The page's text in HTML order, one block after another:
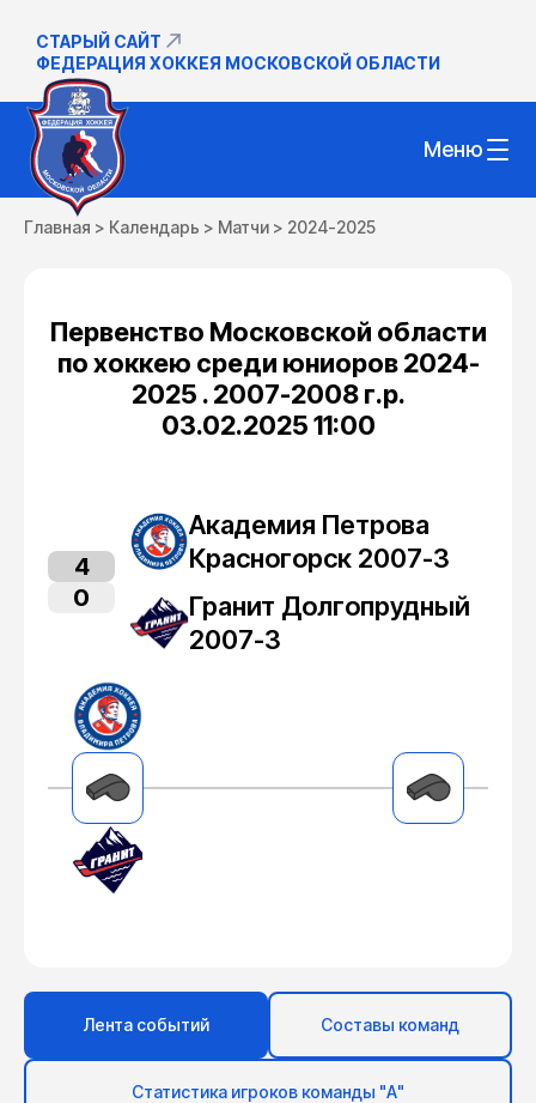
СТАРЫЙ САЙТ
ФЕДЕРАЦИЯ ХОККЕЯ МОСКОВСКОЙ ОБЛАСТИ
Меню
Главная > Календарь > Матчи > 2024-2025
Первенство Московской области
по хоккею среди юниоров 2024-
2025 . 2007-2008 г.р.
03.02.2025 11:00
Академия Петрова
Красногорск 2007-3
4
0
Гранит Долгопрудный
2007-3
Лента событий Составы команд
Статистика игроков команды "А"